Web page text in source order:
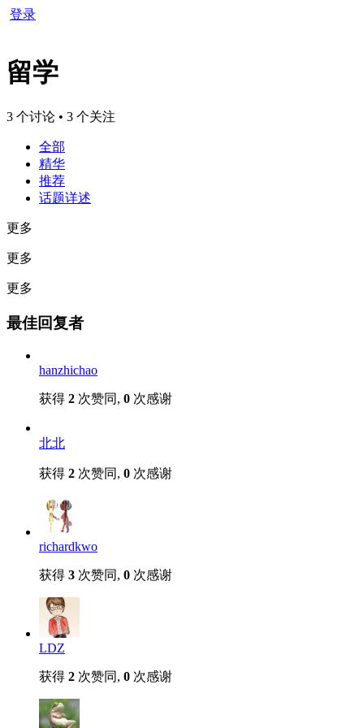
登录
留学
3 个讨论 • 3 个关注
全部
精华
推荐
话题详述
更多
更多
更多
最佳回复者
hanzhichao
获得 2 次赞同, 0 次感谢
北北
获得 2 次赞同, 0 次感谢
richardkwo
获得 3 次赞同, 0 次感谢
LDZ
获得 2 次赞同, 0 次感谢